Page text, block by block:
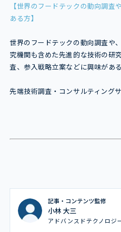
【世界のフードテックの動向調査
ある方】
世界のフードテックの動向調査や
究機関も含めた先進的な技術の研
査、参入戦略立案などに興味があ
先端技術調査・コンサルティング
記事・コンテンツ監修
小林 大三
アドバンスドテクノロ